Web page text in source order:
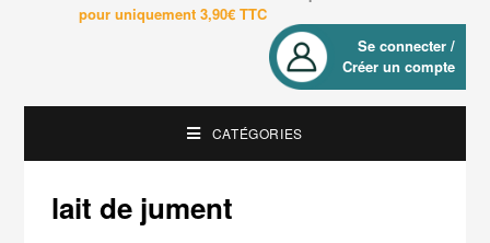
pour uniquement 3,90€ TTC
Se connecter /
Créer un compte
CATÉGORIES
lait de jument